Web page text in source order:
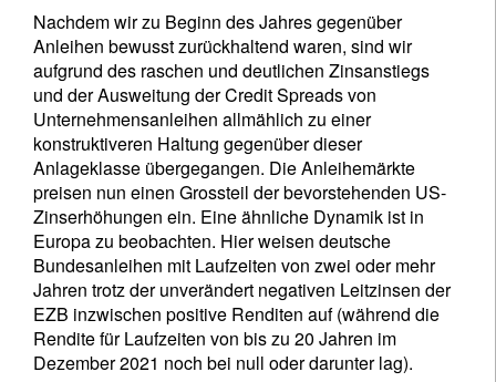
Nachdem wir zu Beginn des Jahres gegenüber
Anleihen bewusst zurückhaltend waren, sind wir
aufgrund des raschen und deutlichen Zinsanstiegs
und der Ausweitung der Credit Spreads von
Unternehmensanleihen allmählich zu einer
konstruktiveren Haltung gegenüber dieser
Anlageklasse übergegangen. Die Anleihemärkte
preisen nun einen Grossteil der bevorstehenden US-
Zinserhöhungen ein. Eine ähnliche Dynamik ist in
Europa zu beobachten. Hier weisen deutsche
Bundesanleihen mit Laufzeiten von zwei oder mehr
Jahren trotz der unverändert negativen Leitzinsen der
EZB inzwischen positive Renditen auf (während die
Rendite für Laufzeiten von bis zu 20 Jahren im
Dezember 2021 noch bei null oder darunter lag).
Wohnsitzland
Ich bin weder in den USA wohnhaft noch bin ich US-Bürger
Ihre Informationen werden in Übereinstimmung
mit unsererDatenschutzerklärung verwendet.
registrieren